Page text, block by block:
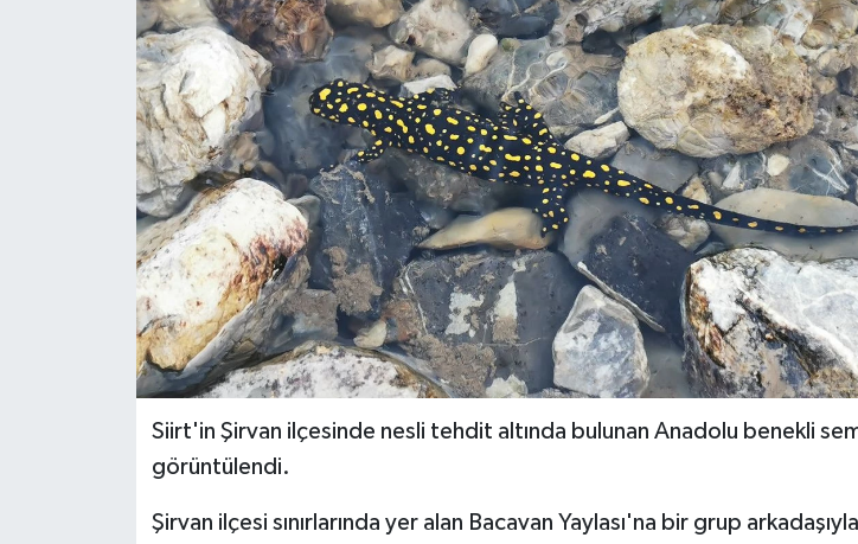
Siirt'in Şirvan ilçesinde nesli tehdit altında bulunan Anadolu benekli
görüntülendi.
Şirvan ilçesi sınırlarında yer alan Bacavan Yaylası'na bir grup